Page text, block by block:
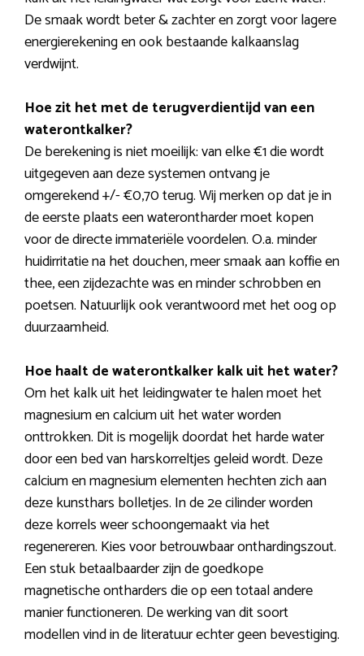
De smaak wordt beter & zachter en zorgt voor lagere
energierekening en ook bestaande kalkaanslag
verdwijnt.
Hoe zit het met de terugverdientijd van een
waterontkalker?
De berekening is niet moeilijk: van elke €1 die wordt
uitgegeven aan deze systemen ontvang je
omgerekend +/- €0,70 terug. Wij merken op dat je in
de eerste plaats een waterontharder moet kopen
voor de directe immateriële voordelen. O.a. minder
huidirritatie na het douchen, meer smaak aan koffie en
thee, een zijdezachte was en minder schrobben en
poetsen. Natuurlijk ook verantwoord met het oog op
duurzaamheid.
Hoe haalt de waterontkalker kalk uit het water?
Om het kalk uit het leidingwater te halen moet het
magnesium en calcium uit het water worden
onttrokken. Dit is mogelijk doordat het harde water
door een bed van harskorreltjes geleid wordt. Deze
calcium en magnesium elementen hechten zich aan
deze kunsthars bolletjes. In de 2e cilinder worden
deze korrels weer schoongemaakt via het
regenereren. Kies voor betrouwbaar onthardingszout.
Een stuk betaalbaarder zijn de goedkope
magnetische ontharders die op een totaal andere
manier functioneren. De werking van dit soort
modellen vind in de literatuur echter geen bevestiging.